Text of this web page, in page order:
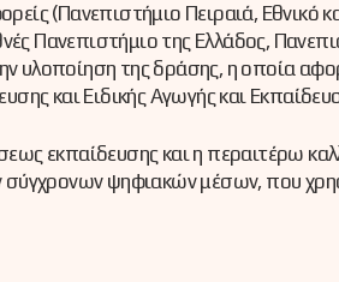
(Πανεπιστήμιο Πειραιά, Εθνικό
Πανεπιστήμιο της Ελλάδος,
υλοποίηση της δράσης, η οποία
και Ειδικής Αγωγής και
εκπαίδευσης και η περαιτέρω
σύγχρονων ψηφιακών μέσων, που